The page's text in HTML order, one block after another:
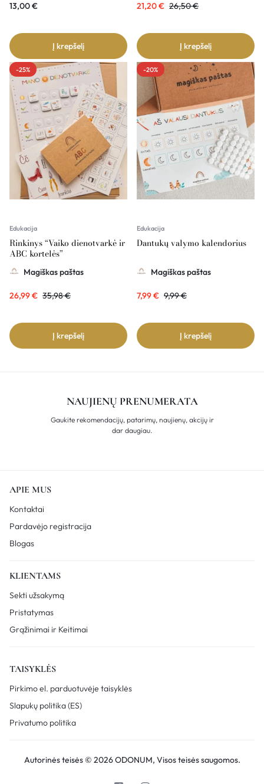
13,00€
Į krepšelį
21,20€ 26,50€
Į krepšelį
-25%
Edukacija
Rinkinys “Vaiko dienotvarkė ir
ABC kortelės”
Magiškas paštas
26,99€ 35,98€
Į krepšelį
-20%
Edukacija
Dantukų valymo kalendorius
Magiškas paštas
7,99€ 9,99€
Į krepšelį
NAUJIENŲ PRENUMERATA
Gaukite rekomendacijų, patarimų, naujienų, akcijų ir
dar daugiau.
APIE MUS
Kontaktai
Pardavėjo registracija
Blogas
KLIENTAMS
Sekti užsakymą
Pristatymas
Grąžinimai ir Keitimai
TAISYKLĖS
Pirkimo el. parduotuvėje taisyklės
Slapukų politika (ES)
Privatumo politika
Autorinės teisės © 2026 ODONUM, Visos teisės saugomos.